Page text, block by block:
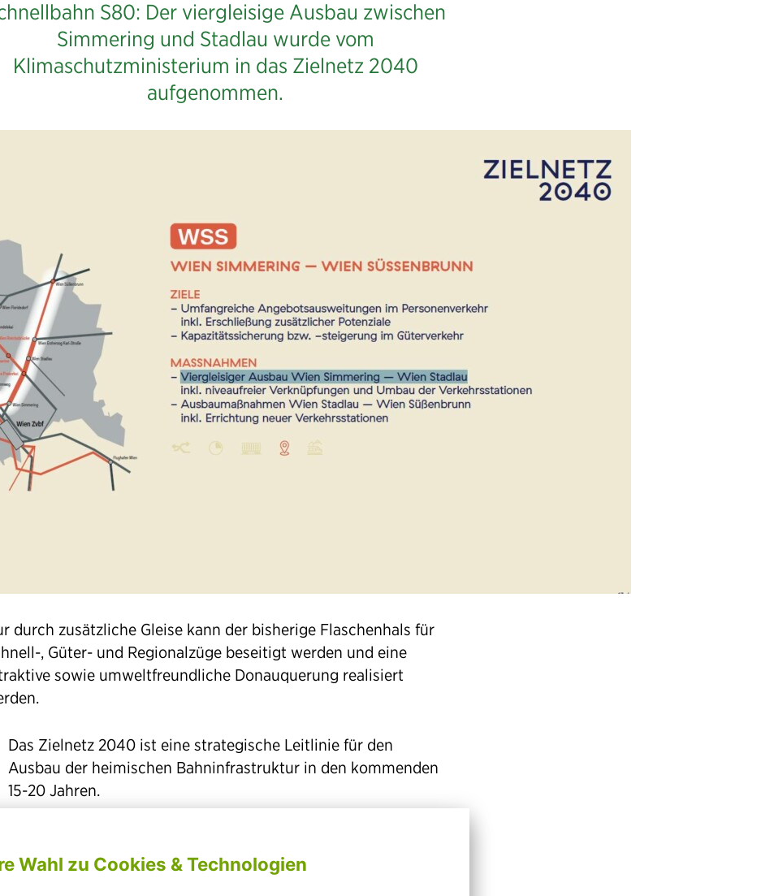
S80: Der viergleisige Ausbau zwischen
Simmering und Stadlau wurde vom
Klimaschutzministerium in das Zielnetz 2040
aufgenommen.
durch zusätzliche Gleise kann der bisherige Flaschenhals für
, Güter- und Regionalzüge beseitigt werden und eine
sowie umweltfreundliche Donauquerung realisiert
Das Zielnetz 2040 ist eine strategische Leitlinie für den
Ausbau der heimischen Bahninfrastruktur in den kommenden
15-20 Jahren.
wird im Anschluss in Rahmenplänen festgelegt.